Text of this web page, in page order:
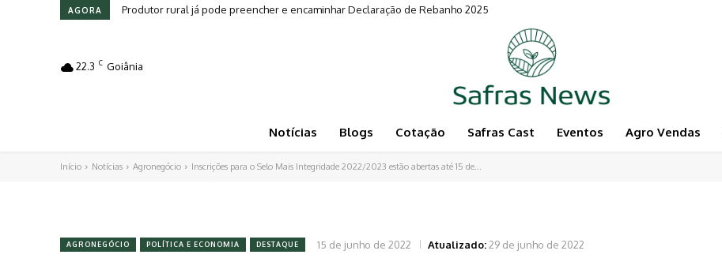
AGORA Produtor rural já pode preencher e encaminhar Declaração de Rebanho 2025
Pragas e doenças comprometem a produção de tomates e exigem controle biológico eficaz
22.3 C Goiânia
Notícias Blogs Cotação Safras Cast Eventos Agro Vendas
Início Notícias Agronegócio Inscrições para o Selo Mais Integridade 2022/2023 estão abertas até 15 de...
AGRONEGÓCIO POLÍTICA E ECONOMIA DESTAQUE 15 de junho de 2022 Atualizado:29 de junho de 2022